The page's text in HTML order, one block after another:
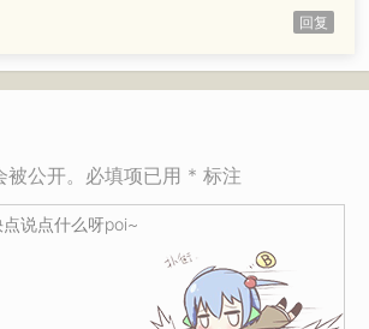
回复
被公开。必填项已用 * 标注